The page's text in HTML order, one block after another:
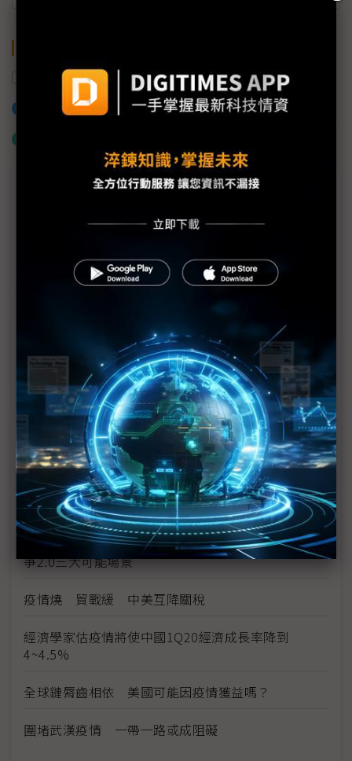
COVID-19
加入已選取到「關鍵字追蹤」
議題精選－總體經濟觀察
防企業因疫連環倒閉 南韓撒800億美元搶救
一疫分高下 看準變化球避免被三振
輕忽疫情 美國經濟面臨三大危機
全球化受疫情衝擊 供應鏈洗牌也難「去中」
病毒之前兵敗如山倒 美全球老大地位恐不保？
1Q20全球種子輪融資衰退 投資機構反衝刺亞洲市場
疫情恐使全球GDP蒸發1.1兆美元
武漢肺炎疫情超越SARS 但中國經濟體質卻已大不如
前
（Daily Issue）躲得了灰犀牛躲不了黑天鵝 中美競
爭2.0三大可能場景
疫情燒 貿戰緩 中美互降關稅
經濟學家估疫情將使中國1Q20經濟成長率降到
4~4.5%
全球鏈脣齒相依 美國可能因疫情獲益嗎？
圍堵武漢疫情 一帶一路或成阻礙